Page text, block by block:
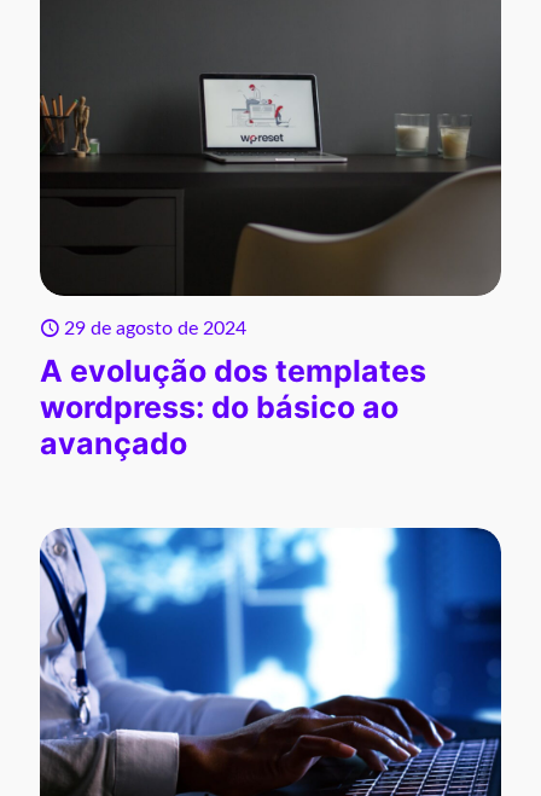
29 de agosto de 2024
A evolução dos templates
wordpress: do básico ao
avançado